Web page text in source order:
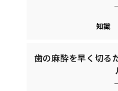
知識
歯の麻酔を早く切る